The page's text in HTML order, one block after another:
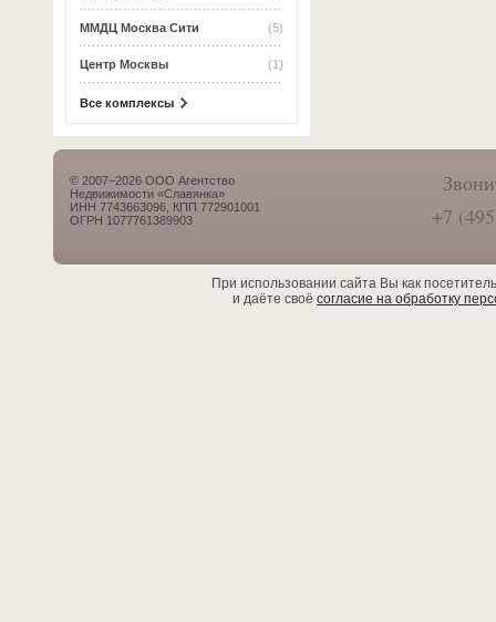
(5)
ММДЦ Москва Сити
(1)
Центр Москвы
Все комплексы
© 2007–2026 ООО Агентство
Недвижимости «Славянка»
ИНН 7743663096, КПП 772901001
ОГРН 1077761389903
+7
При использовании сайта Вы как
и даёте своё согласие на обработку